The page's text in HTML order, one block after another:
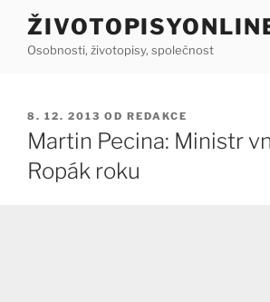
Přejít
obsahuOsobnosti, životopisy, společnost
PUBLIKOVÁNO
8. 12. 2013 OD REDAKCE
Martin Pecina: Ministr
Ropák roku